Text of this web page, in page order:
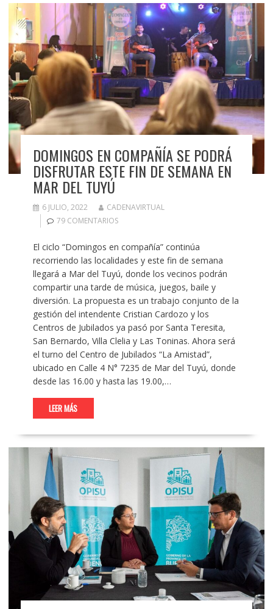
DOMINGOS EN COMPAÑÍA SE PODRÁ
DISFRUTAR ESTE FIN DE SEMANA EN
MAR DEL TUYÚ
6 JULIO, 2022
CADENAVIRTUAL
79 COMENTARIOS
El ciclo “Domingos en compañía” continúa
recorriendo las localidades y este fin de semana
llegará a Mar del Tuyú, donde los vecinos podrán
compartir una tarde de música, juegos, baile y
diversión. La propuesta es un trabajo conjunto de la
gestión del intendente Cristian Cardozo y los
Centros de Jubilados ya pasó por Santa Teresita,
San Bernardo, Villa Clelia y Las Toninas. Ahora será
el turno del Centro de Jubilados “La Amistad”,
ubicado en Calle 4 N° 7235 de Mar del Tuyú, donde
desde las 16.00 y hasta las 19.00,…
LEER MÁS